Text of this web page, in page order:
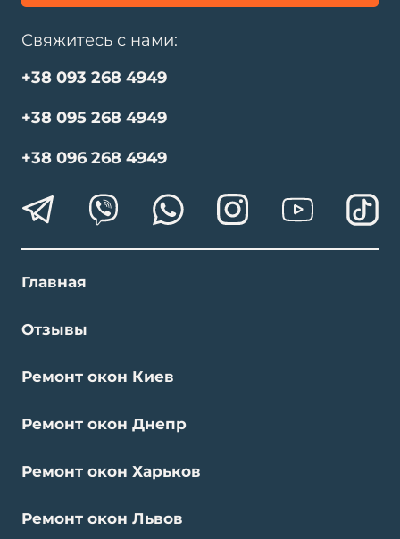
Главная
Отзывы
Ремонт окон Киев
Ремонт окон Днепр
Ремонт окон Харьков
Ремонт окон Львов
Свяжитесь с нами:
+38 093 268 4949
+38 095 268 4949
+38 096 268 4949